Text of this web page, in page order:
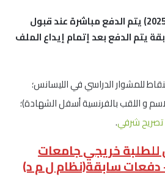
بالنسبة للدفعة الحالية (2025) يتم الدفع مباشرة عند قبول
يتم الدفع بعد إتمام إيداع الملف
للمشوار الدراسي في الليسانس؛
و اللقب بالفرنسية أسفل الشهادة)؛
تصريح شرفي.
للطلبة خريجي جامعات
دفعات سابقة(نظام ل م د)